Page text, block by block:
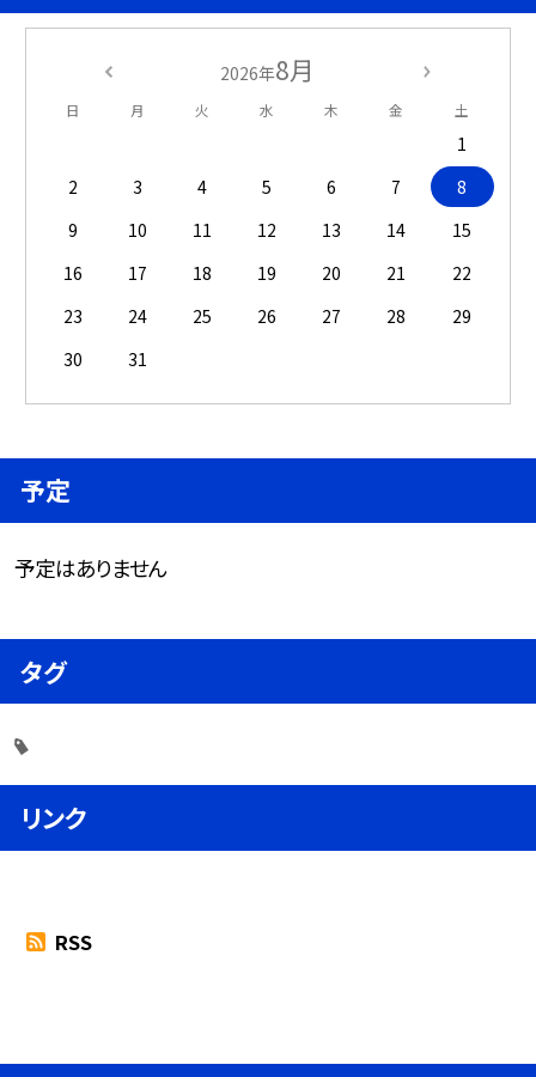
2026年8月
日 月 火 水 木 金 土
1
2
3 4 5 6 7
8
9
10 11 12 13 14
15
16
17 18 19 20 21
22
23
24 25 26 27 28
29
30
31
予定
予定はありません
タグ
リンク
RSS